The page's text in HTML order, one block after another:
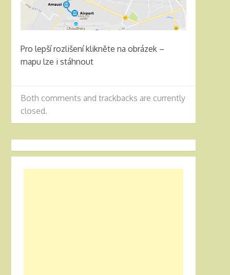
Pro lepší rozlišení klikněte na obrázek –
mapu lze i stáhnout
Both comments and trackbacks are currently
closed.